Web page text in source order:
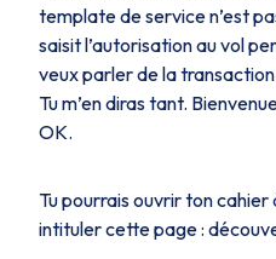
template de service n’est
saisit l’autorisation au vol
veux parler de la
Tu m’en diras tant.
OK.
Tu pourrais ouvrir ton
intituler cette page :